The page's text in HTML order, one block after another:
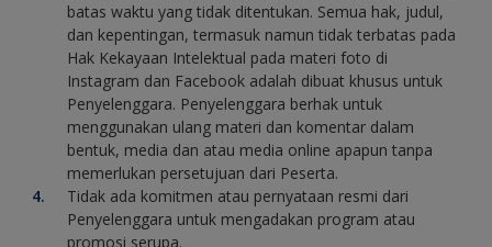
batas waktu yang tidak ditentukan. Semua hak, judul,
dan kepentingan, termasuk namun tidak terbatas pada
Hak Kekayaan Intelektual pada materi foto di
Instagram dan Facebook adalah dibuat khusus untuk
Penyelenggara. Penyelenggara berhak untuk
menggunakan ulang materi dan komentar dalam
bentuk, media dan atau media online apapun tanpa
memerlukan persetujuan dari Peserta.
Tidak ada komitmen atau pernyataan resmi dari
Penyelenggara untuk mengadakan program atau
promosi serupa.